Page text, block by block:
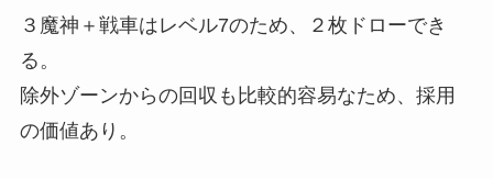
３魔神＋戦車はレベル7のため、２枚ドローでき
る。
除外ゾーンからの回収も比較的容易なため、採用
の価値あり。